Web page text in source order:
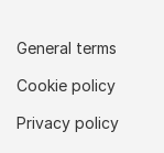
General terms
Cookie policy
Privacy policy